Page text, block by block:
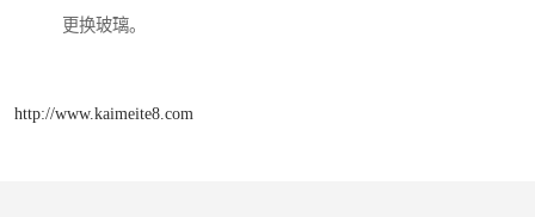
更换玻璃。
http://www.kaimeite8.com